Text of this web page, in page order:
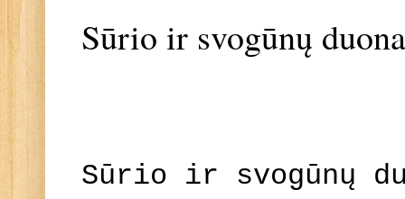
Sūrio ir svogūnų
Sūrio ir svogūnų